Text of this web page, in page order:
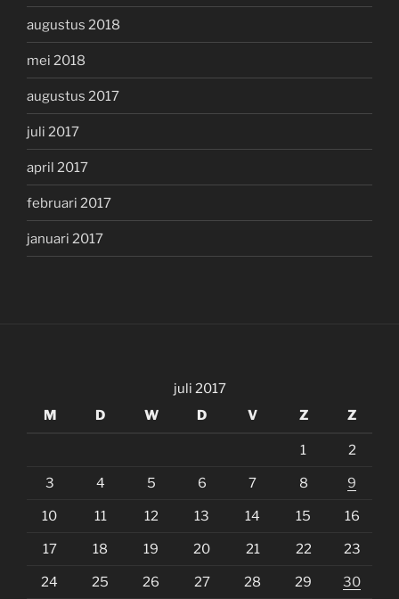
augustus 2018
mei 2018
augustus 2017
juli 2017
april 2017
februari 2017
januari 2017
juli 2017
M
D W D V Z Z
1 2
3 4 5 6 7 8 9
10 11 12 13 14 15 16
17 18 19 20 21 22 23
24 25 26 27 28 29 30